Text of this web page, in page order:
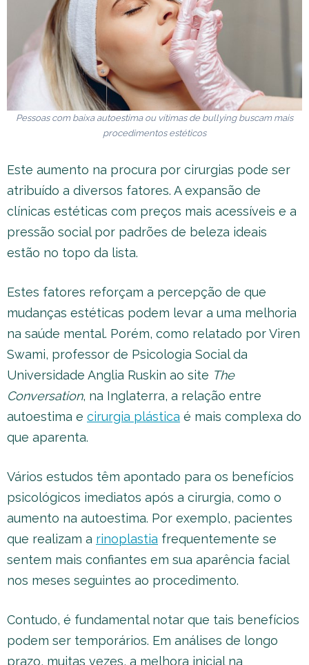
Pessoas com baixa autoestima ou vítimas de bullying buscam mais
procedimentos estéticos
Este aumento na procura por cirurgias pode ser
atribuído a diversos fatores. A expansão de
clínicas estéticas com preços mais acessíveis e a
pressão social por padrões de beleza ideais
estão no topo da lista.
Estes fatores reforçam a percepção de que
mudanças estéticas podem levar a uma melhoria
na saúde mental. Porém, como relatado por Viren
Swami, professor de Psicologia Social da
Universidade Anglia Ruskin ao site The
Conversation, na Inglaterra, a relação entre
autoestima e cirurgia plástica é mais complexa do
que aparenta.
Vários estudos têm apontado para os benefícios
psicológicos imediatos após a cirurgia, como o
aumento na autoestima. Por exemplo, pacientes
que realizam a rinoplastia frequentemente se
sentem mais confiantes em sua aparência facial
nos meses seguintes ao procedimento.
Contudo, é fundamental notar que tais benefícios
podem ser temporários. Em análises de longo
prazo, muitas vezes, a melhora inicial na